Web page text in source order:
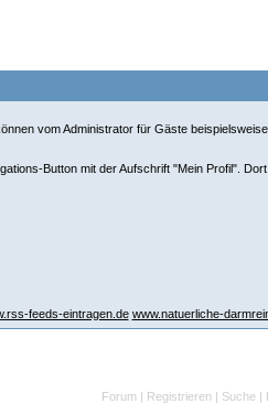
vom Administrator für Gäste
Button mit der Aufschrift "Mein Profil".
feeds-eintragen.de www.natuerliche-
Forum | Registrieren | Suche |